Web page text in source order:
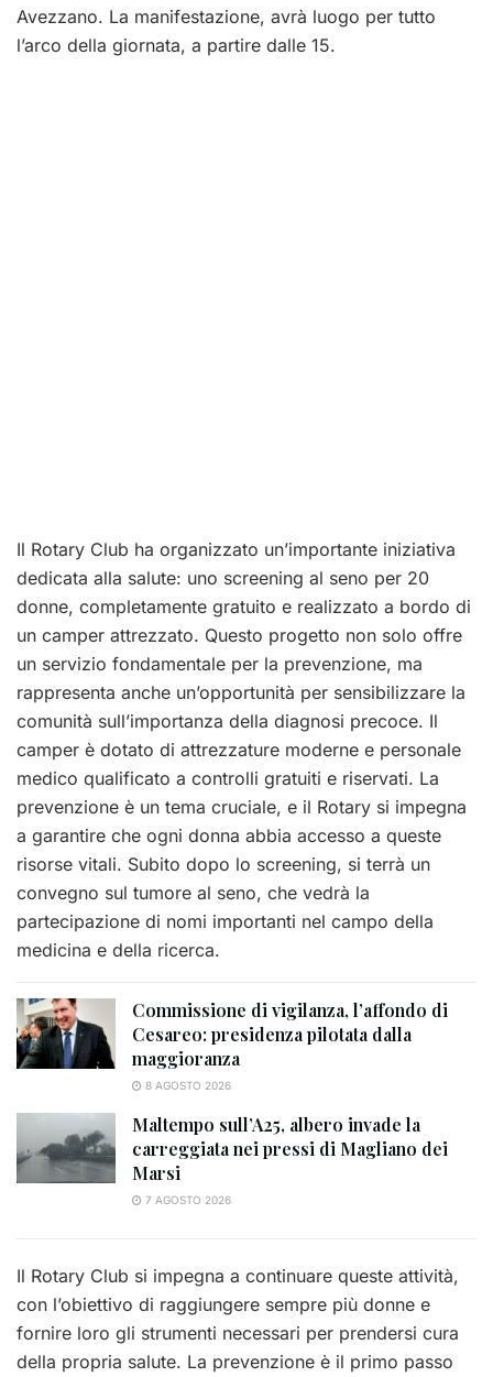
Avezzano. La manifestazione, avrà luogo per tutto
l’arco della giornata, a partire dalle 15.
Il Rotary Club ha organizzato un’importante iniziativa
dedicata alla salute: uno screening al seno per 20
donne, completamente gratuito e realizzato a bordo di
un camper attrezzato. Questo progetto non solo offre
un servizio fondamentale per la prevenzione, ma
rappresenta anche un’opportunità per sensibilizzare la
comunità sull’importanza della diagnosi precoce. Il
camper è dotato di attrezzature moderne e personale
medico qualificato a controlli gratuiti e riservati. La
prevenzione è un tema cruciale, e il Rotary si impegna
a garantire che ogni donna abbia accesso a queste
risorse vitali. Subito dopo lo screening, si terrà un
convegno sul tumore al seno, che vedrà la
partecipazione di nomi importanti nel campo della
medicina e della ricerca.
Commissione di vigilanza, l’affondo di
Cesareo: presidenza pilotata dalla
maggioranza
8 AGOSTO 2026
Maltempo sull’A25, albero invade la
carreggiata nei pressi di Magliano dei
Marsi
7 AGOSTO 2026
Il Rotary Club si impegna a continuare queste attività,
con l’obiettivo di raggiungere sempre più donne e
fornire loro gli strumenti necessari per prendersi cura
della propria salute. La prevenzione è il primo passo